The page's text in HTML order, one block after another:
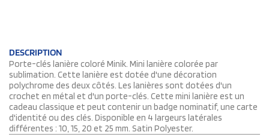
DESCRIPTION
Porte-clés lanière coloré Minik. Mini lanière colorée par
sublimation. Cette lanière est dotée d'une décoration
polychrome des deux côtés. Les lanières sont dotées d'un
crochet en métal et d'un porte-clés. Cette mini lanière est un
cadeau classique et peut contenir un badge nominatif, une carte
d'identité ou des clés. Disponible en 4 largeurs latérales
différentes : 10, 15, 20 et 25 mm. Satin Polyester.